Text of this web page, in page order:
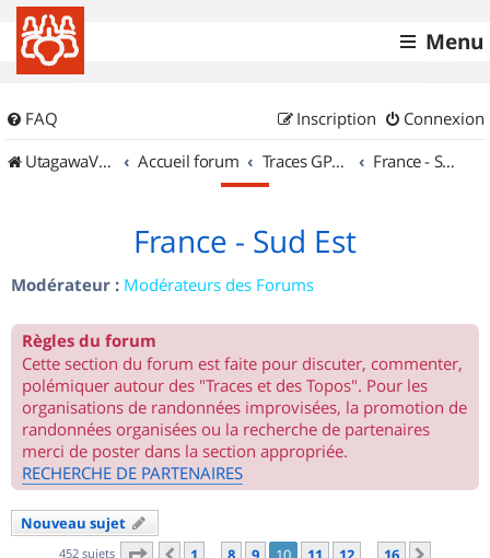
Menu
FAQ Connexion
Inscription
UtagawaVTT (Randos VTT et VTTAE avec traces GPS)
Accueil forum Traces GPS de randos VTT France - Sud Est
France - Sud Est
Modérateur : Modérateurs des Forums
Règles du forum
Cette section du forum est faite pour discuter, commenter,
polémiquer autour des "Traces et des Topos". Pour les
organisations de randonnées improvisées, la promotion de
randonnées organisées ou la recherche de partenaires
merci de poster dans la section appropriée.
RECHERCHE DE PARTENAIRES
Nouveau sujet
452 sujets Page 10 sur16
… …